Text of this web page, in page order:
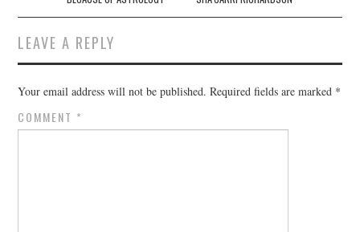
LEAVE A REPLY
Your email address will not be published. Required fields are marked *
COMMENT *